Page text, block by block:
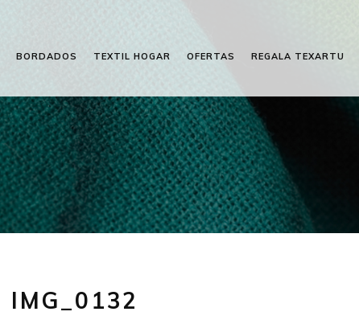
BORDADOS TEXTIL HOGAR OFERTAS REGALA TEXARTU
IMG_0132